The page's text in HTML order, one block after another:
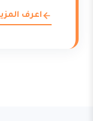
اعرف